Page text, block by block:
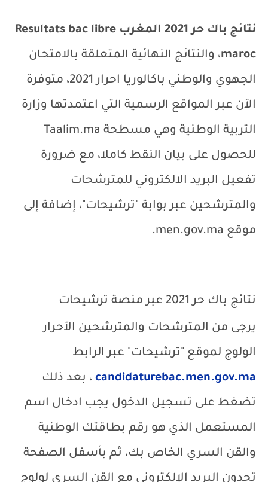
نتائج باك حر 2021 المغرب
Resultats bac libre
maroc، والنتائج النهائية المتعلقة بالامتحان
الجهوي والوطني باكالوريا احرار 2021، متوفرة
الآن عبر المواقع الرسمية التي اعتمدتها وزارة
التربية الوطنية وهي مسطحة Taalim.ma
للحصول على بيان النقط كاملا، مع ضرورة
تفعيل البريد الالكتروني للمترشحات
والمترشحين عبر بوابة "ترشيحات"، إضافة إلى
موقع men.gov.ma
.
نتائج باك حر 2021 عبر منصة ترشيحات
يرجى من المترشحات والمترشحين الأحرار
الولوج لموقع "ترشيحات" عبر الرابط
candidaturebac.men.gov.ma ، بعد ذلك
تضغط على تسجيل الدخول يجب ادخال اسم
المستعمل الذي هو رقم بطاقتك الوطنية
والقن السري الخاص بك، ثم بأسفل الصفحة
تجدون البريد الإلكتروني مع القن السري لولوج